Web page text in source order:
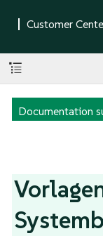
Documentation